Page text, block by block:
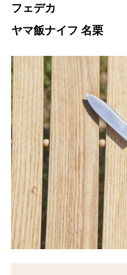
フェデカ
ヤマ飯ナイフ 名栗